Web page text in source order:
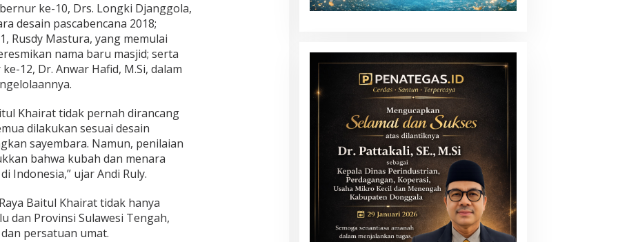
ke-10, Drs. Longki Djanggola,
desain pascabencana 2018;
Rusdy Mastura, yang memulai
nama baru masjid; serta
12, Dr. Anwar Hafid, M.Si, dalam
Khairat tidak pernah dirancang
dilakukan sesuai desain
sayembara. Namun, penilaian
bahwa kubah dan menara
Indonesia,” ujar Andi Ruly.
Baitul Khairat tidak hanya
dan Provinsi Sulawesi Tengah,
persatuan umat.